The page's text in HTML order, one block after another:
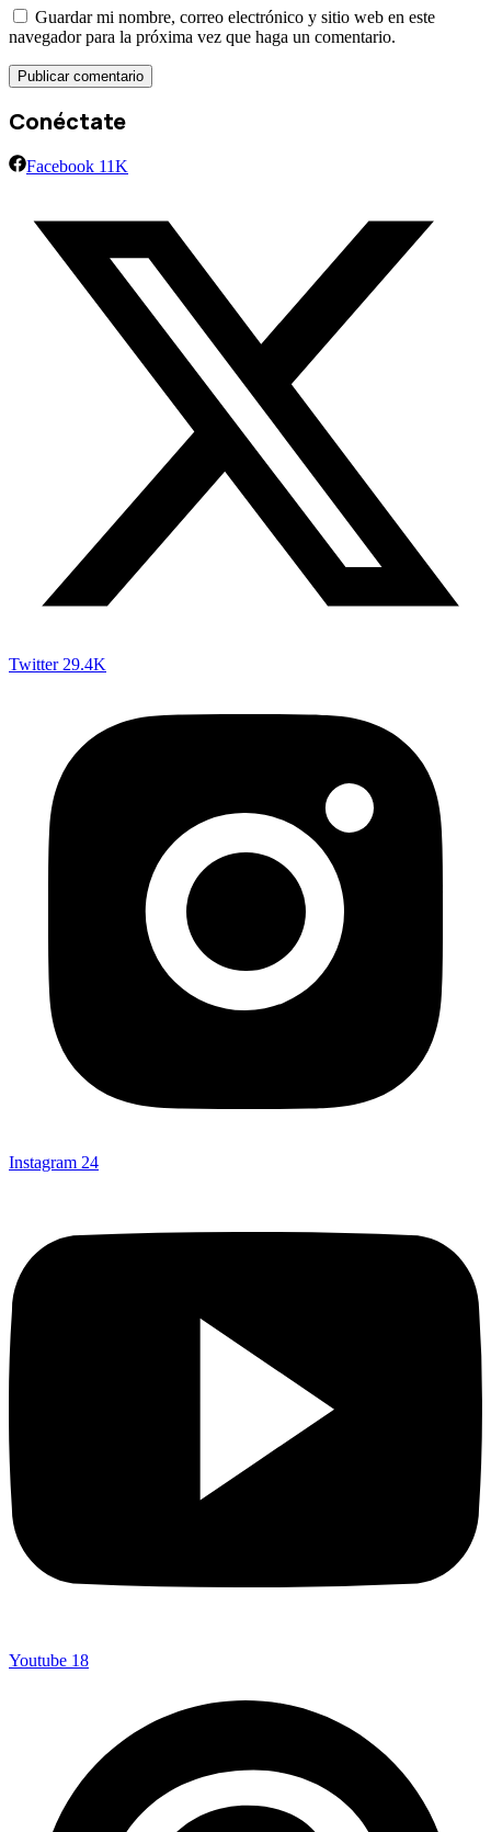
Guardar mi nombre, correo electrónico y sitio web en este
navegador para la próxima vez que haga un comentario.
Conéctate
Facebook 11K
Twitter 29.4K
Instagram 24
Youtube 18